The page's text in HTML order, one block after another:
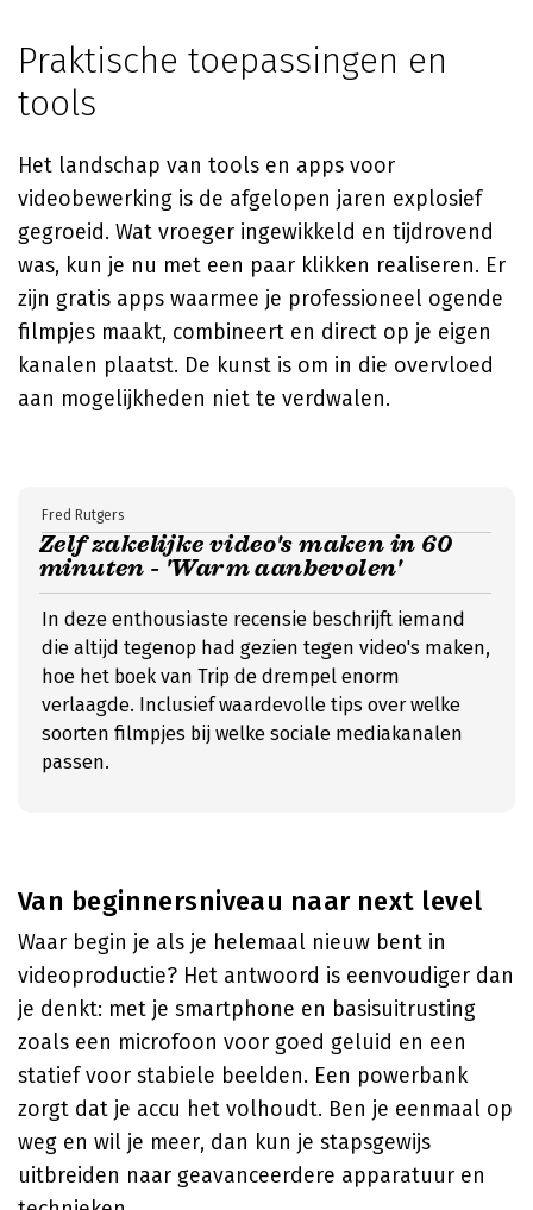
Praktische toepassingen en
tools
Het landschap van tools en apps voor
videobewerking is de afgelopen jaren explosief
gegroeid. Wat vroeger ingewikkeld en tijdrovend
was, kun je nu met een paar klikken realiseren. Er
zijn gratis apps waarmee je professioneel ogende
filmpjes maakt, combineert en direct op je eigen
kanalen plaatst. De kunst is om in die overvloed
aan mogelijkheden niet te verdwalen.
Zelf zakelijke video's maken in 60
minuten - 'Warm aanbevolen'
Fred Rutgers
In deze enthousiaste recensie beschrijft iemand
die altijd tegenop had gezien tegen video's maken,
hoe het boek van Trip de drempel enorm
verlaagde. Inclusief waardevolle tips over welke
soorten filmpjes bij welke sociale mediakanalen
passen.
Van beginnersniveau naar next level
Waar begin je als je helemaal nieuw bent in
videoproductie? Het antwoord is eenvoudiger dan
je denkt: met je smartphone en basisuitrusting
zoals een microfoon voor goed geluid en een
statief voor stabiele beelden. Een powerbank
zorgt dat je accu het volhoudt. Ben je eenmaal op
weg en wil je meer, dan kun je stapsgewijs
uitbreiden naar geavanceerdere apparatuur en